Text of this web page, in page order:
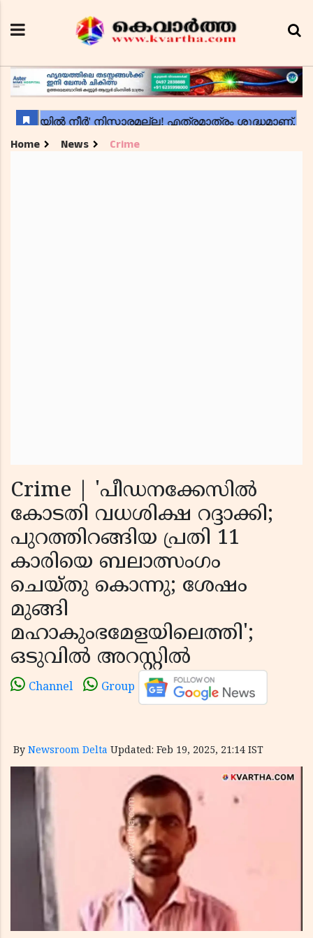
Home News Crime
Crime | 'പീഡനക്കേസിൽ
കോടതി വധശിക്ഷ റദ്ദാക്കി;
പുറത്തിറങ്ങിയ പ്രതി 11
കാരിയെ ബലാത്സംഗം
ചെയ്തു കൊന്നു; ശേഷം
മുങ്ങി
മഹാകുംഭമേളയിലെത്തി';
ഒടുവിൽ അറസ്റ്റിൽ
Channel Group
By Newsroom Delta Updated: Feb 19, 2025, 21:14 IST